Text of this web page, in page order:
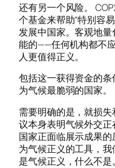
还有另一个风险。
个基金来帮助“特别容
发展中国家。客观地
能的——任何机构都不
人更值得正义。
包括这一获得资金的
为气候最脆弱的国家。
需要明确的是，就损
议本身表明气候外交
国家正面临展示成果
为气候正义的工具，
是气候正义，什么不是。